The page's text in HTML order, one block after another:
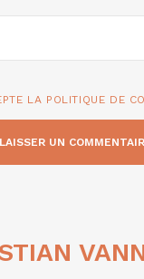
LA POLITIQUE DE